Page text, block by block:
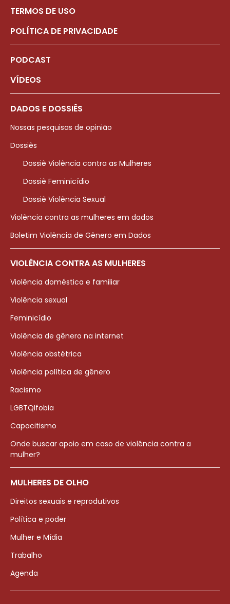
TERMOS DE USO
POLÍTICA DE PRIVACIDADE
PODCAST
VÍDEOS
DADOS E DOSSIÊS
Nossas pesquisas de opinião
Dossiês
Dossiê Violência contra as Mulheres
Dossiê Feminicídio
Dossiê Violência Sexual
Violência contra as mulheres em dados
Boletim Violência de Gênero em Dados
VIOLÊNCIA CONTRA AS MULHERES
Violência doméstica e familiar
Violência sexual
Feminicídio
Violência de gênero na internet
Violência obstétrica
Violência política de gênero
Racismo
LGBTQIfobia
Capacitismo
Onde buscar apoio em caso de violência contra a
mulher?
MULHERES DE OLHO
Direitos sexuais e reprodutivos
Política e poder
Mulher e Mídia
Trabalho
Agenda